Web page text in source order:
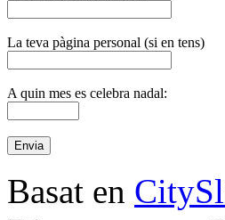
La teva pàgina personal (si en tens)
A quin mes es celebra nadal:
Basat en